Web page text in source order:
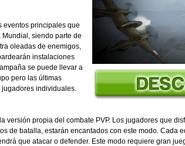
eventos principales que
siendo parte de
oleadas de enemigos,
instalaciones
se puede llevar a
pero las últimas
individuales.
versión propia del combate PVP. Los jugadores que
de batalla, estarán encantados con este modo. Cada
que atacar o defender. Este modo requiere gran